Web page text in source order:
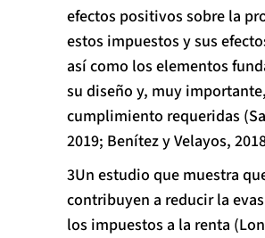
efectos positivos sobre la
estos impuestos y sus
así como los elementos
su diseño y, muy
cumplimiento requeridas
2019; Benítez y Velayos,
Un estudio que muestra
contribuyen a reducir la
los impuestos a la renta